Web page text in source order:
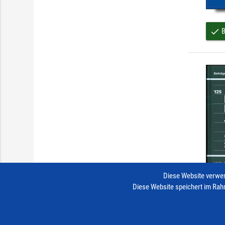
done
done
Diese Website
Diese Website speichert im